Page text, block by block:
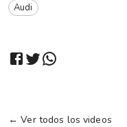
Audi
← Ver todos los videos